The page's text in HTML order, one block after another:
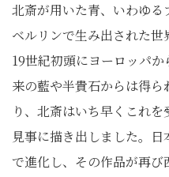
北斎が用いた青、いわゆる
ベルリンで生み出された世
19世紀初頭にヨーロッパ
来の藍や半貴石からは得
り、北斎はいち早くこれ
見事に描き出しました。
で進化し、その作品が再